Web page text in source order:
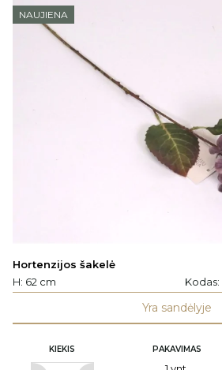
NAUJIENA
Hortenzijos šakelė
H: 62 cm
Kodas:
Yra sandėlyje
KIEKIS PAKAVIMAS